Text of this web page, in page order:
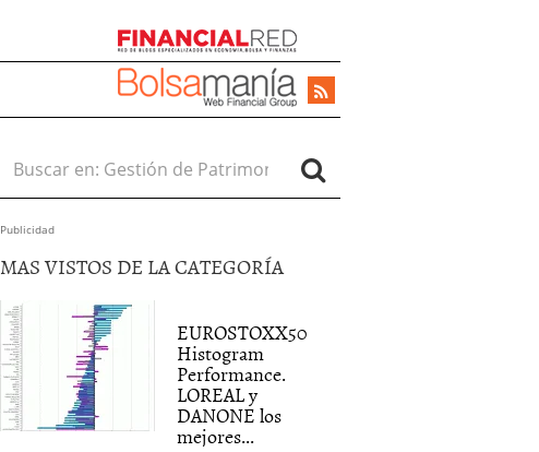
Buscar en:
Publicidad
MAS VISTOS DE LA CATEGORÍA
EUROSTOXX50
Histogram
Performance.
LOREAL y
DANONE los
mejores...